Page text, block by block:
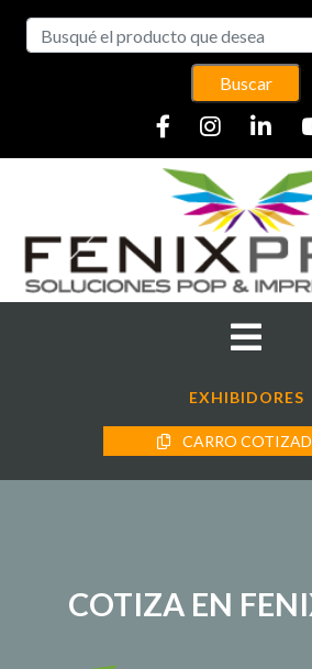
Buscar
EXHIBIDORES
CARRO
COTIZA EN